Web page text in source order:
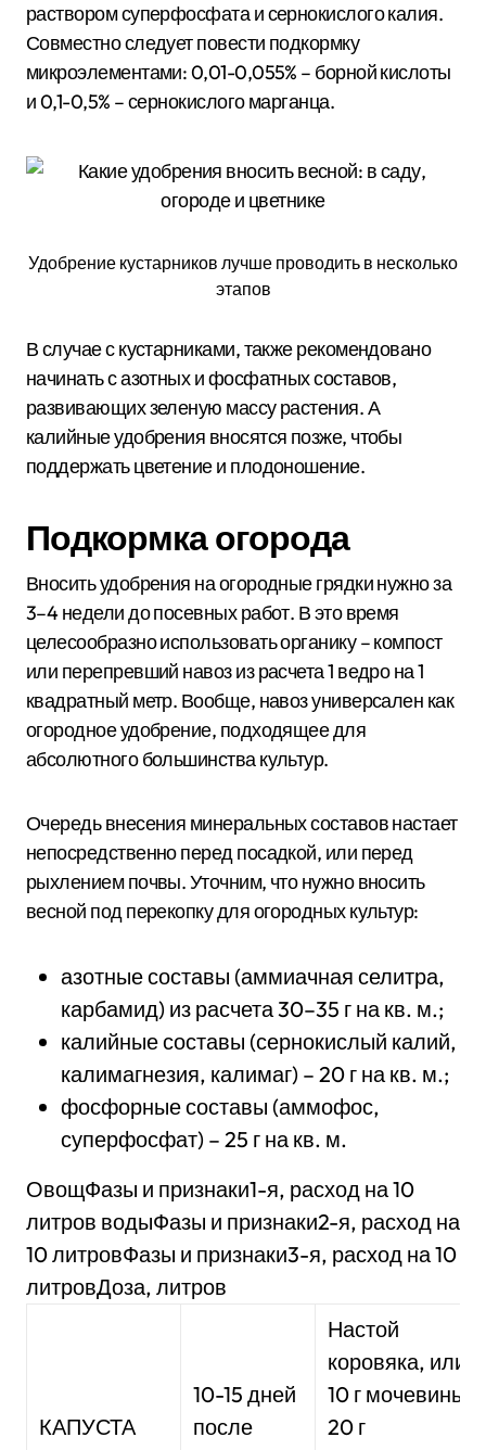
раствором суперфосфата и сернокислого калия.
Совместно следует повести подкормку
микроэлементами: 0,01-0,055% – борной кислоты
и 0,1-0,5% – сернокислого марганца.
Удобрение кустарников лучше проводить в несколько
этапов
В случае с кустарниками, также рекомендовано
начинать с азотных и фосфатных составов,
развивающих зеленую массу растения. А
калийные удобрения вносятся позже, чтобы
поддержать цветение и плодоношение.
Подкормка огорода
Вносить удобрения на огородные грядки нужно за
3–4 недели до посевных работ. В это время
целесообразно использовать органику – компост
или перепревший навоз из расчета 1 ведро на 1
квадратный метр. Вообще, навоз универсален как
огородное удобрение, подходящее для
абсолютного большинства культур.
Очередь внесения минеральных составов настает
непосредственно перед посадкой, или перед
рыхлением почвы. Уточним, что нужно вносить
весной под перекопку для огородных культур:
азотные составы (аммиачная селитра,
карбамид) из расчета 30–35 г на кв. м.;
калийные составы (сернокислый калий,
калимагнезия, калимаг) – 20 г на кв. м.;
фосфорные составы (аммофос,
суперфосфат) – 25 г на кв. м.
ОвощФазы и признаки1-я, расход на 10
литров водыФазы и признаки2-я, расход на
10 литровФазы и признаки3-я, расход на 10
литровДоза, литров
КАПУСТА
10-15 дней
после
Настой
коровяка, или
10 г мочевины.
20 г